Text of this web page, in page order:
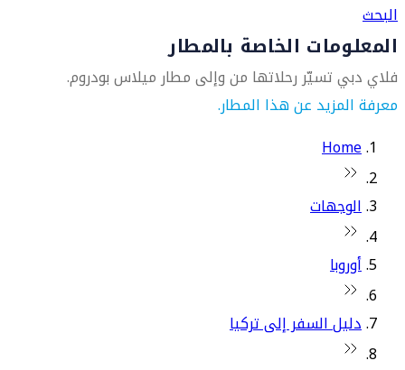
البحث
المعلومات الخاصة بالمطار
فلاي دبي تسيّر رحلاتها من وإلى مطار ميلاس بودروم.
معرفة المزيد عن هذا المطار.
Home
الوجهات
أوروبا
دليل السفر إلى تركيا